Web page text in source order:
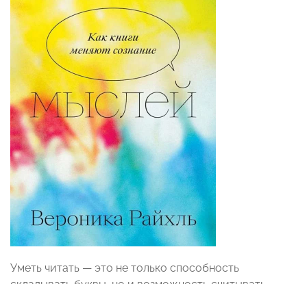
Уметь читать — это не только способность